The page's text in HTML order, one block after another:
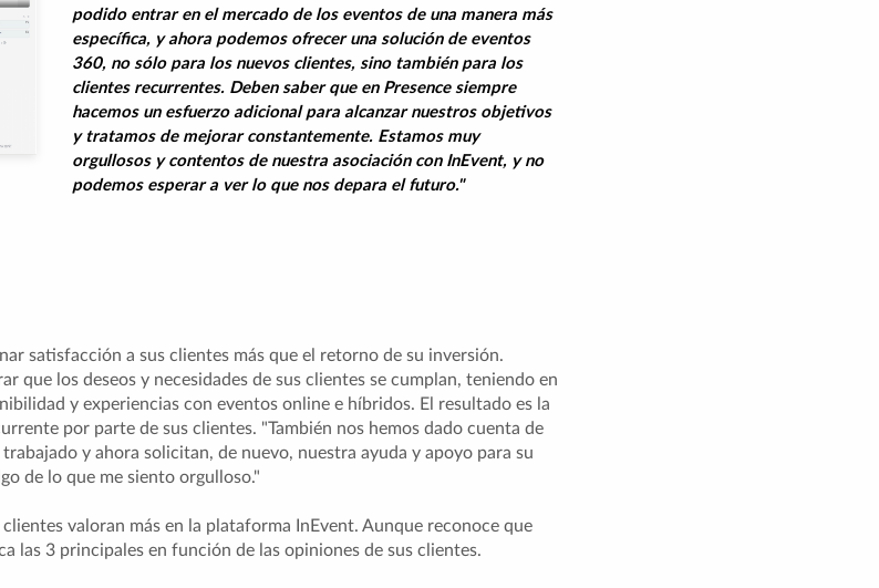
podido entrar en el mercado de los eventos de una manera más
específica, y ahora podemos ofrecer una solución de eventos
360, no sólo para los nuevos clientes, sino también para los
clientes recurrentes. Deben saber que en Presence siempre
hacemos un esfuerzo adicional para alcanzar nuestros objetivos
y tratamos de mejorar constantemente. Estamos muy
orgullosos y contentos de nuestra asociación con InEvent, y no
podemos esperar a ver lo que nos depara el futuro."
satisfacción a sus clientes más que el retorno de su inversión.
que los deseos y necesidades de sus clientes se cumplan, teniendo en
y experiencias con eventos online e híbridos. El resultado es la
por parte de sus clientes. "También nos hemos dado cuenta de
y ahora solicitan, de nuevo, nuestra ayuda y apoyo para su
de lo que me siento orgulloso."
valoran más en la plataforma InEvent. Aunque reconoce que
las 3 principales en función de las opiniones de sus clientes.